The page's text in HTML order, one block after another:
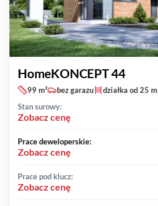
HomeKONCEPT 44
99 m² bez garazu działka od 25 m
Stan surowy:
Zobacz cenę
Prace deweloperskie:
Zobacz cenę
Prace pod klucz:
Zobacz cenę